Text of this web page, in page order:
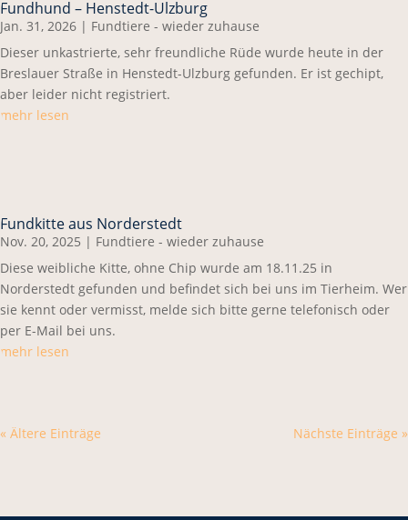
Fundhund – Henstedt-Ulzburg
Jan. 31, 2026 | Fundtiere - wieder zuhause
Dieser unkastrierte, sehr freundliche Rüde wurde heute in der
Breslauer Straße in Henstedt-Ulzburg gefunden. Er ist gechipt,
aber leider nicht registriert.
mehr lesen
Fundkitte aus Norderstedt
Nov. 20, 2025 | Fundtiere - wieder zuhause
Diese weibliche Kitte, ohne Chip wurde am 18.11.25 in
Norderstedt gefunden und befindet sich bei uns im Tierheim. Wer
sie kennt oder vermisst, melde sich bitte gerne telefonisch oder
per E-Mail bei uns.
mehr lesen
« Ältere Einträge Nächste Einträge »